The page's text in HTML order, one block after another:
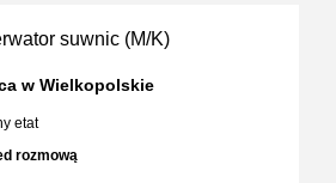
suwnic (M/K)
w Wielkopolskie
etat
rozmową